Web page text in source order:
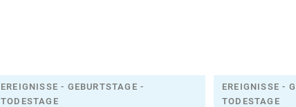
EREIGNISSE - GEBURTSTAGE -
TODESTAGE
EREIGNISSE -
TODESTAGE